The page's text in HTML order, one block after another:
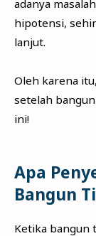
adanya
hipotensi,
lanjut.
Oleh karena
setelah
ini!
Apa
Bangun
Ketika bangun